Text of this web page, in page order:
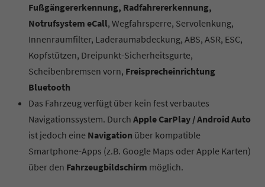
Fußgängererkennung, Radfahrererkennung,
Notrufsystem eCall, Wegfahrsperre, Servolenkung,
Innenraumfilter, Laderaumabdeckung, ABS, ASR, ESC,
Kopfstützen, Dreipunkt-Sicherheitsgurte,
Scheibenbremsen vorn, Freisprecheinrichtung
Bluetooth
Das Fahrzeug verfügt über kein fest verbautes
Navigationssystem. Durch Apple CarPlay / Android Auto
ist jedoch eine Navigation über kompatible
Smartphone-Apps (z.B. Google Maps oder Apple Karten)
über den Fahrzeugbildschirm möglich.